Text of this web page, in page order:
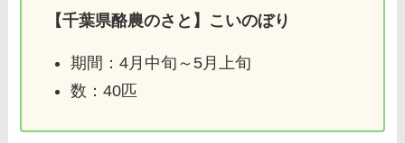
【千葉県酪農のさと】こいのぼり
期間：4月中旬～5月上旬
数：40匹